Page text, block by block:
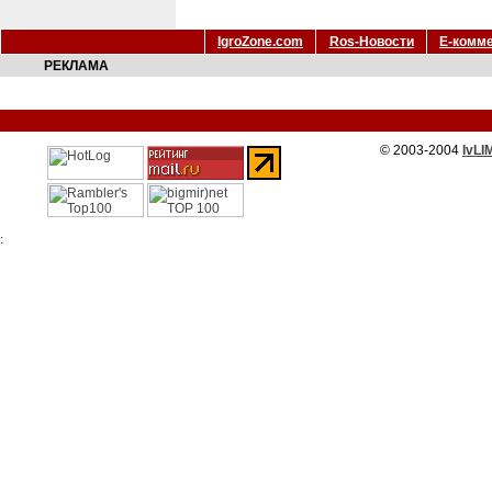
IgroZone.com Ros-Новости
Е-
РЕКЛАМА
© 2003-2004
: